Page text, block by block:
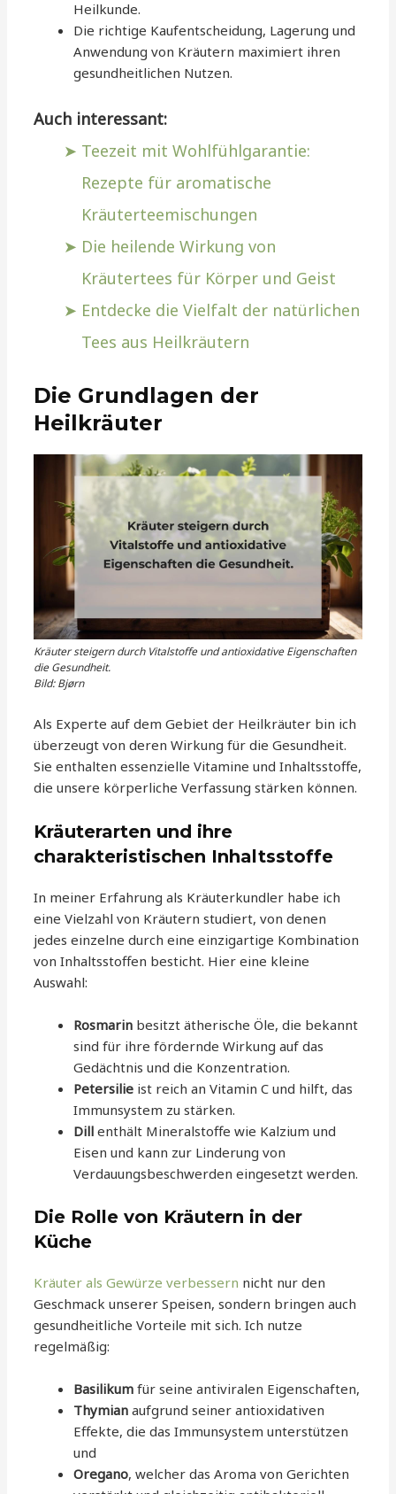
Heilkunde.
Die richtige Kaufentscheidung, Lagerung und
Anwendung von Kräutern maximiert ihren
gesundheitlichen Nutzen.
Auch interessant:
Teezeit mit Wohlfühlgarantie:
Rezepte für aromatische
Kräuterteemischungen
Die heilende Wirkung von
Kräutertees für Körper und Geist
Entdecke die Vielfalt der natürlichen
Tees aus Heilkräutern
Die Grundlagen der
Heilkräuter
Kräuter steigern durch Vitalstoffe und antioxidative Eigenschaften
die Gesundheit.
Bild: Bjørn
Als Experte auf dem Gebiet der Heilkräuter bin ich
überzeugt von deren Wirkung für die Gesundheit.
Sie enthalten essenzielle Vitamine und Inhaltsstoffe,
die unsere körperliche Verfassung stärken können.
Kräuterarten und ihre
charakteristischen Inhaltsstoffe
In meiner Erfahrung als Kräuterkundler habe ich
eine Vielzahl von Kräutern studiert, von denen
jedes einzelne durch eine einzigartige Kombination
von Inhaltsstoffen besticht. Hier eine kleine
Auswahl:
Rosmarin besitzt ätherische Öle, die bekannt
sind für ihre fördernde Wirkung auf das
Gedächtnis und die Konzentration.
Petersilie ist reich an Vitamin C und hilft, das
Immunsystem zu stärken.
Dill enthält Mineralstoffe wie Kalzium und
Eisen und kann zur Linderung von
Verdauungsbeschwerden eingesetzt werden.
Die Rolle von Kräutern in der
Küche
Kräuter als Gewürze verbessern nicht nur den
Geschmack unserer Speisen, sondern bringen auch
gesundheitliche Vorteile mit sich. Ich nutze
regelmäßig:
Basilikum für seine antiviralen Eigenschaften,
Thymian aufgrund seiner antioxidativen
Effekte, die das Immunsystem unterstützen
und
Oregano, welcher das Aroma von Gerichten